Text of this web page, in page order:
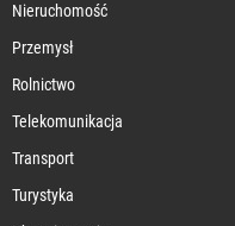
Nieruchomość
Przemysł
Rolnictwo
Telekomunikacja
Transport
Turystyka